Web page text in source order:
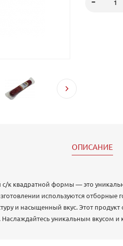
ОПИСАНИЕ
с/к квадратной формы — это
используются
и насыщенный вкус. Этот
Наслаждайтесь уникальным вкусом и